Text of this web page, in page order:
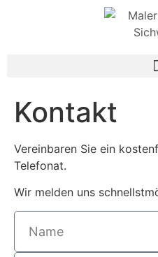
Kontakt
Vereinbaren Sie ein
Telefonat.
Wir melden uns